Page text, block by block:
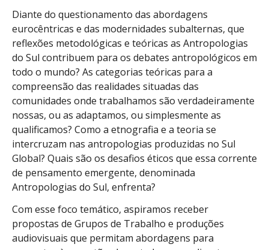
Diante do questionamento das abordagens
eurocêntricas e das modernidades subalternas, que
reflexões metodológicas e teóricas as Antropologias
do Sul contribuem para os debates antropológicos em
todo o mundo? As categorias teóricas para a
compreensão das realidades situadas das
comunidades onde trabalhamos são verdadeiramente
nossas, ou as adaptamos, ou simplesmente as
qualificamos? Como a etnografia e a teoria se
intercruzam nas antropologias produzidas no Sul
Global? Quais são os desafios éticos que essa corrente
de pensamento emergente, denominada
Antropologias do Sul, enfrenta?
Com esse foco temático, aspiramos receber
propostas de Grupos de Trabalho e produções
audiovisuais que permitam abordagens para